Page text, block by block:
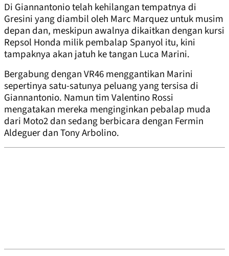
Di Giannantonio telah kehilangan tempatnya di
Gresini yang diambil oleh Marc Marquez untuk musim
depan dan, meskipun awalnya dikaitkan dengan kursi
Repsol Honda milik pembalap Spanyol itu, kini
tampaknya akan jatuh ke tangan Luca Marini.
Bergabung dengan VR46 menggantikan Marini
sepertinya satu-satunya peluang yang tersisa di
Giannantonio. Namun tim Valentino Rossi
mengatakan mereka menginginkan pebalap muda
dari Moto2 dan sedang berbicara dengan Fermin
Aldeguer dan Tony Arbolino.